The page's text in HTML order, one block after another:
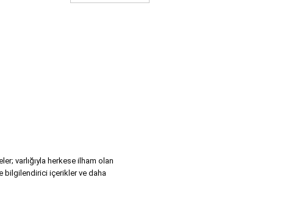
varlığıyla herkese ilham olan
bilgilendirici içerikler ve daha